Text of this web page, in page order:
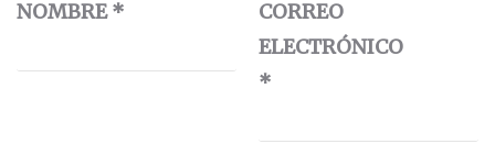
NOMBRE*
CORREO
ELECTRÓNICO
*